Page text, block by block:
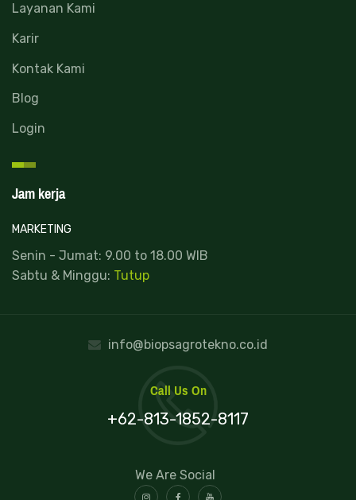
Layanan Kami
Karir
Kontak Kami
Blog
Login
Jam kerja
MARKETING
Senin - Jumat: 9.00 to 18.00 WIB
Sabtu & Minggu: Tutup
info@biopsagrotekno.co.id
Call Us On
+62-813-1852-8117
We Are Social